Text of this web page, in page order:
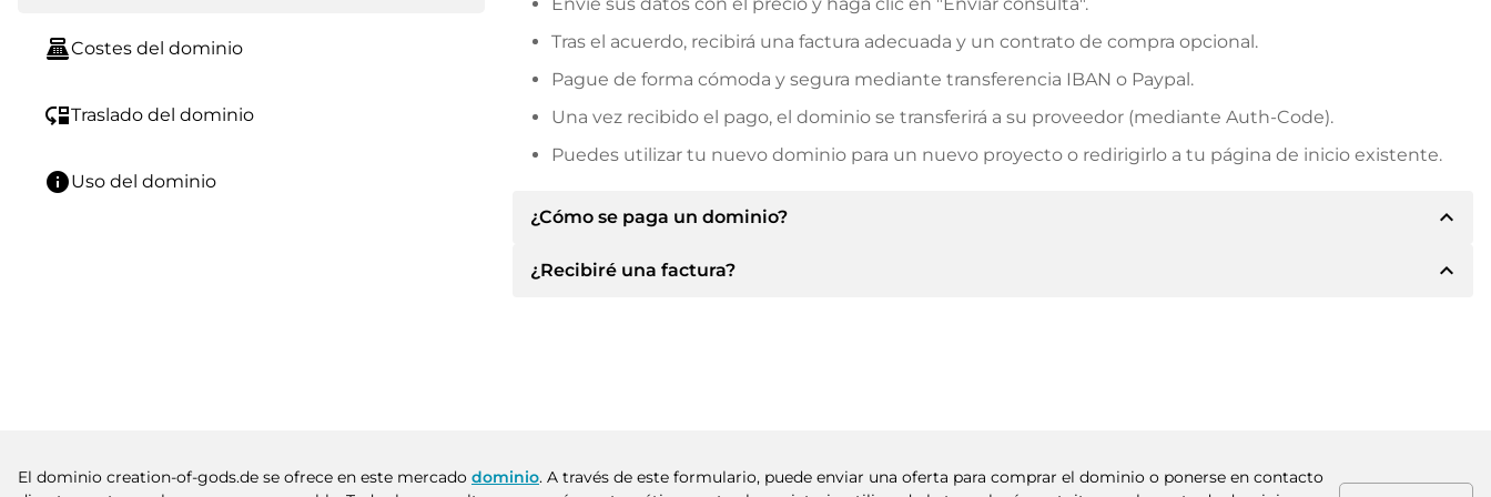
point_of_saleCostes del dominio
move_downTraslado del dominio
infoUso del dominio
Tras el acuerdo, recibirá una factura adecuada y un contrato de compra opcional.
Pague de forma cómoda y segura mediante transferencia IBAN o Paypal.
Una vez recibido el pago, el dominio se transferirá a su proveedor (mediante Auth-Code).
Puedes utilizar tu nuevo dominio para un nuevo proyecto o redirigirlo a tu página de inicio existente.
¿Cómo se paga un dominio? expand_less
Tras llegar a un acuerdo, el propietario le informará de los detalles del pago. A continuación, el propietario
¿Recibiré una factura? expand_less
El dominio creation-of-gods.de se ofrece en este mercado dominio. A través de este formulario, puede enviar una oferta para comprar el dominio o ponerse en contacto